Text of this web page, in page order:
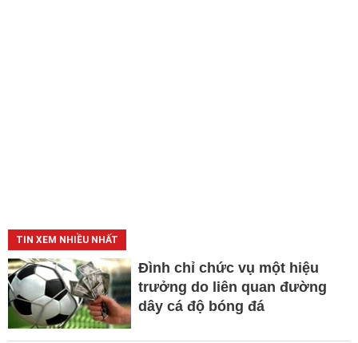
TIN XEM NHIỀU NHẤT
Đình chỉ chức vụ một hiệu
trưởng do liên quan đường
dây cá độ bóng đá